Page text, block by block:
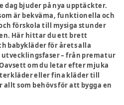
dag bjuder på nya upptäckter.
är bekväma, funktionella och
förskola till mysiga stunder
Här hittar du ett brett
babykläder för årets alla
utvecklingsfaser – från prematur
om du letar efter mjuka
eller fina kläder till
som behövs för att bygga en